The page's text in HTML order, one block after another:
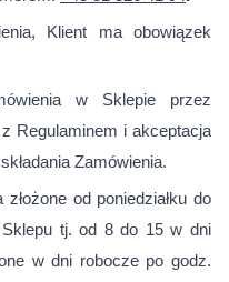
Klient ma obowiązek
w Sklepie przez
Regulaminem i akceptacja
Zamówienia.
od poniedziałku do
tj. od 8 do 15 w dni
w dni robocze po godz.